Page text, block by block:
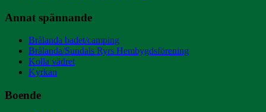
Annat spännande
Brålanda badet/camping
Brålanda/Sundals Ryrs Hembygdsförening
Kolla vädret
Kyrkan
Boende